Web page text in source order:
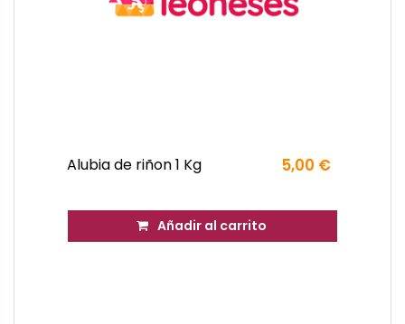
Alubia de riñon 1 Kg 5,00 €
Añadir al carrito